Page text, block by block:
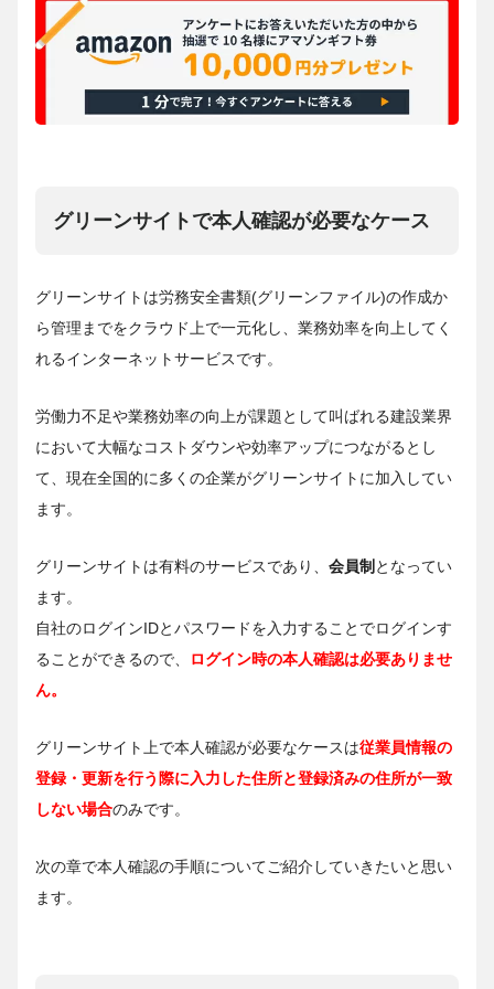
グリーンサイトで本人確認が必要なケース
グリーンサイトは労務安全書類(グリーンファイル)の作成か
ら管理までをクラウド上で一元化し、業務効率を向上してく
れるインターネットサービスです。
労働力不足や業務効率の向上が課題として叫ばれる建設業界
において大幅なコストダウンや効率アップにつながるとし
て、現在全国的に多くの企業がグリーンサイトに加入してい
ます。
グリーンサイトは有料のサービスであり、 会員制 となってい
ます。
自社のログインIDとパスワードを入力することでログインす
ることができるので、
ログイン時の本人確認は必要ありませ
ん。
グリーンサイト上で本人確認が必要なケースは従業員情報の
登録・更新を行う際に入力した住所と登録済みの住所が一致
しない場合のみです。
次の章で本人確認の手順についてご紹介していきたいと思い
ます。